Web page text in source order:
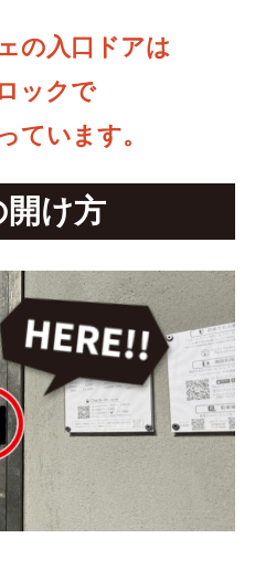
の入口ドアは
ックで
ています。
開け方